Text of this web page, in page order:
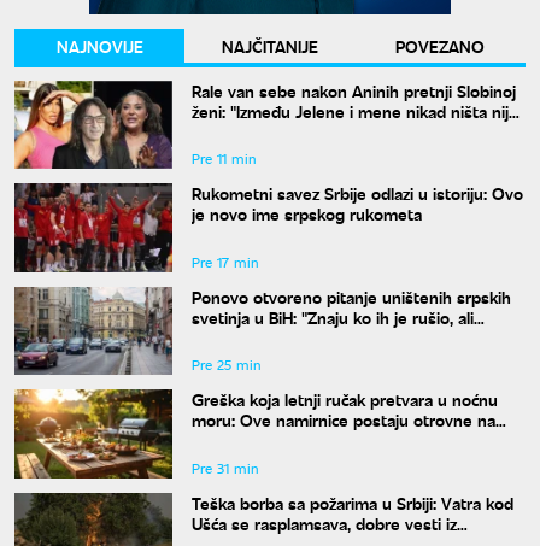
NAJNOVIJE NAJČITANIJE
POVEZANO
Rale van sebe nakon Aninih pretnji Slobinoj
ženi: "Između Jelene i mene nikad ništa nije
Pre 11 min
Rukometni savez Srbije odlazi u istoriju: Ovo
je novo ime srpskog rukometa
Pre 17 min
Ponovo otvoreno pitanje uništenih srpskih
svetinja u BiH: "Znaju ko ih je rušio, ali
Pre 25 min
Greška koja letnji ručak pretvara u noćnu
moru: Ove namirnice postaju otrovne na
Pre 31 min
Teška borba sa požarima u Srbiji: Vatra kod
Ušća se rasplamsava, dobre vesti iz